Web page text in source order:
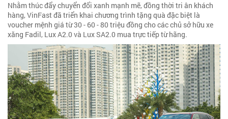
Nhằm thúc đẩy chuyển đổi xanh mạnh mẽ, đồng thời tri ân khách
hàng, VinFast đã triển khai chương trình tặng quà đặc biệt là
voucher mệnh giá từ 30 - 60 - 80 triệu đồng cho các chủ sở hữu xe
xăng Fadil, Lux A2.0 và Lux SA2.0 mua trực tiếp từ hãng.